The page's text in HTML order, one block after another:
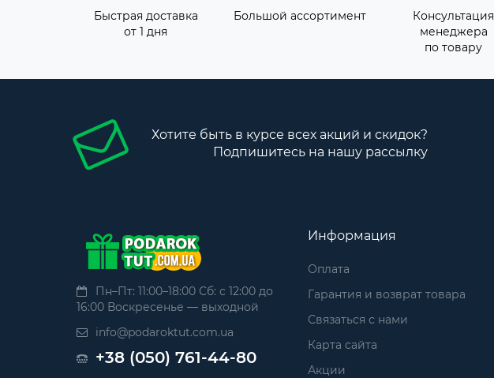
Быстрая доставка
от 1 дня
Большой ассортимент
Консультация
менеджера
по товару
Хотите быть в курсе всех акций и скидок?
Подпишитесь на нашу рассылку
Пн–Пт: 11:00–18:00 Сб: с 12:00 до
16:00 Воскресенье — выходной
info@podaroktut.com.ua
+38 (050) 761-44-80
Информация
Оплата
Гарантия и возврат товара
Связаться с нами
Карта сайта
Акции